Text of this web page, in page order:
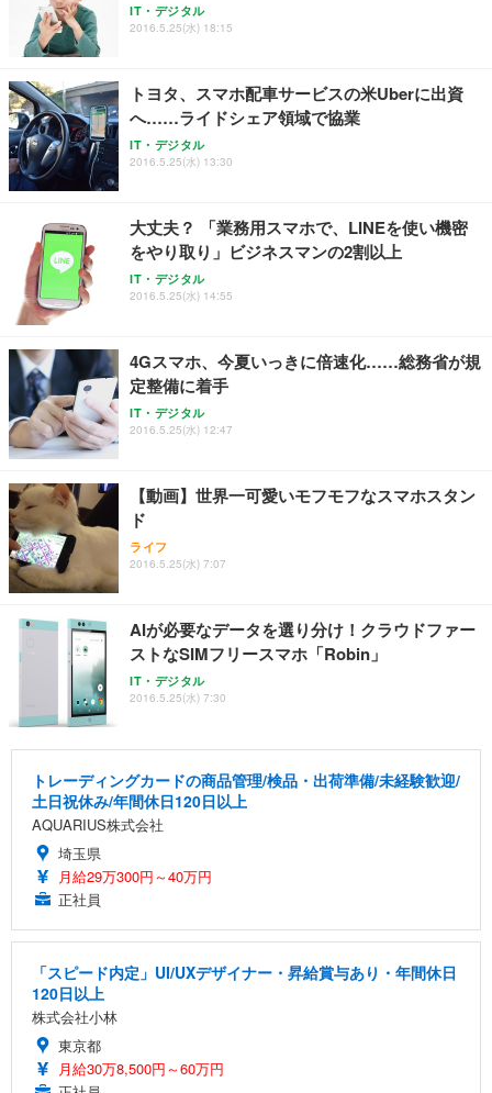
IT・デジタル
2016.5.25(水) 18:15
トヨタ、スマホ配車サービスの米Uberに出資
へ……ライドシェア領域で協業
IT・デジタル
2016.5.25(水) 13:30
大丈夫？ 「業務用スマホで、LINEを使い機密
をやり取り」ビジネスマンの2割以上
IT・デジタル
2016.5.25(水) 14:55
4Gスマホ、今夏いっきに倍速化……総務省が規
定整備に着手
IT・デジタル
2016.5.25(水) 12:47
【動画】世界一可愛いモフモフなスマホスタン
ド
ライフ
2016.5.25(水) 7:07
AIが必要なデータを選り分け！クラウドファー
ストなSIMフリースマホ「Robin」
IT・デジタル
2016.5.25(水) 7:30
トレーディングカードの商品管理/検品・出荷準備/未経験歓迎/
土日祝休み/年間休日120日以上
AQUARIUS株式会社
埼玉県
月給29万300円～40万円
正社員
「スピード内定」UI/UXデザイナー・昇給賞与あり・年間休日
120日以上
株式会社小林
東京都
月給30万8,500円～60万円